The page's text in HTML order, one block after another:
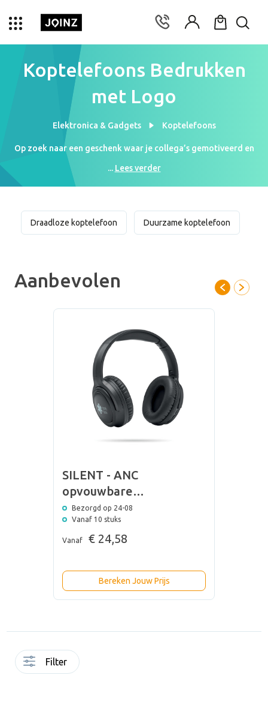
Koptelefoons Bedrukken
met Logo
Elektronica & Gadgets Koptelefoons
Op zoek naar een geschenk waar je collega’s gemotiveerd en
gefocust mee kunnen werken? Wij bedrukken je koptelefoons en
oordopjes met jouw logo om het product te personaliseren. Je
collega’s zullen ongetwijfeld blij verrast zijn met zo een leuk en
assortiment aan oordopjes en koptelefoons. Kies jij een paar
low-budget oortjes? Of ga je liever voor een luxe koptelefoon?
... Lees verder
Draadloze koptelefoon Duurzame koptelefoon
Aanbevolen
SILENT - ANC
opvouwbare
koptelefoon
Bezorgd op 24-08
Vanaf 10 stuks
Vanaf € 24,58
Bereken Jouw Prijs
Filter